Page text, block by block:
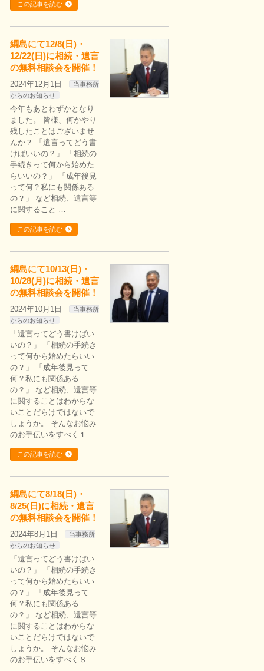
この記事を読む
綱島にて12/8(日)・
12/22(日)に相続・遺言
の無料相談会を開催！
2024年12月1日
当事務所
からのお知らせ
今年もあとわずかとなり
ました。 皆様、何かやり
残したことはございませ
んか？ 「遺言ってどう書
けばいいの？」 「相続の
手続きって何から始めた
らいいの？」 「成年後見
って何？私にも関係ある
の？」 など相続、遺言等
に関すること …
この記事を読む
綱島にて10/13(日)・
10/28(月)に相続・遺言
の無料相談会を開催！
2024年10月1日
当事務所
からのお知らせ
「遺言ってどう書けばい
いの？」 「相続の手続き
って何から始めたらいい
の？」 「成年後見って
何？私にも関係ある
の？」 など相続、遺言等
に関することはわからな
いことだらけではないで
しょうか。 そんなお悩み
のお手伝いをすべく１ …
この記事を読む
綱島にて8/18(日)・
8/25(日)に相続・遺言
の無料相談会を開催！
2024年8月1日
当事務所
からのお知らせ
「遺言ってどう書けばい
いの？」 「相続の手続き
って何から始めたらいい
の？」 「成年後見って
何？私にも関係ある
の？」 など相続、遺言等
に関することはわからな
いことだらけではないで
しょうか。 そんなお悩み
のお手伝いをすべく８ …